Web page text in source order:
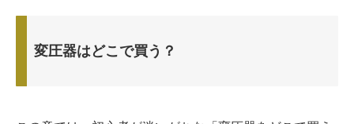
変圧器はどこで買う？